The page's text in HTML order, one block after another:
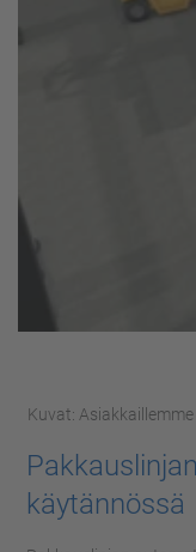
Kuvat:
käytännössä